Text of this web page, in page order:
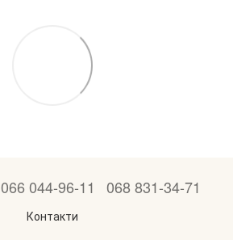
066 044-96-11 068 831-34-71
Контакти